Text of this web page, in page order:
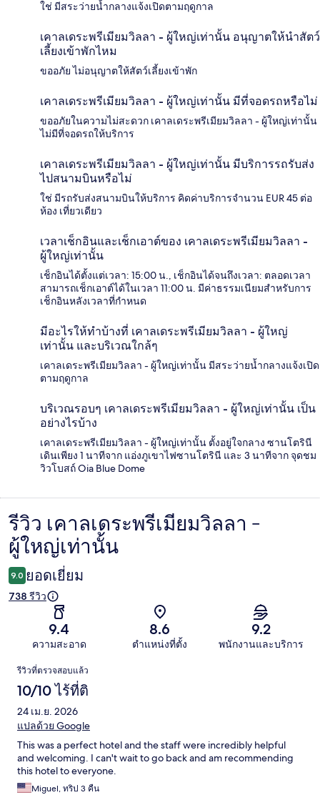
ใช่ มีสระว่ายน้ำกลางแจ้งเปิดตามฤดูกาล
เคาลเดระพรีเมียมวิลลา - ผู้ใหญ่เท่านั้น อนุญาตให้นำสัตว์
เลี้ยงเข้าพักไหม
ขออภัย ไม่อนุญาตให้สัตว์เลี้ยงเข้าพัก
เคาลเดระพรีเมียมวิลลา - ผู้ใหญ่เท่านั้น มีที่จอดรถหรือไม่
ขออภัยในความไม่สะดวก เคาลเดระพรีเมียมวิลลา - ผู้ใหญ่เท่านั้น
ไม่มีที่จอดรถให้บริการ
เคาลเดระพรีเมียมวิลลา - ผู้ใหญ่เท่านั้น มีบริการรถรับส่ง
ไปสนามบินหรือไม่
ใช่ มีรถรับส่งสนามบินให้บริการ คิดค่าบริการจำนวน EUR 45 ต่อ
ห้อง เที่ยวเดียว
เวลาเช็กอินและเช็กเอาต์ของ เคาลเดระพรีเมียมวิลลา -
ผู้ใหญ่เท่านั้น
เช็กอินได้ตั้งแต่เวลา: 15:00 น., เช็กอินได้จนถึงเวลา: ตลอดเวลา
สามารถเช็กเอาต์ได้ในเวลา 11:00 น. มีค่าธรรมเนียมสำหรับการ
เช็กอินหลังเวลาที่กำหนด
มีอะไรให้ทำบ้างที่ เคาลเดระพรีเมียมวิลลา - ผู้ใหญ่
เท่านั้น และบริเวณใกล้ๆ
เคาลเดระพรีเมียมวิลลา - ผู้ใหญ่เท่านั้น มีสระว่ายน้ำกลางแจ้งเปิด
ตามฤดูกาล
บริเวณรอบๆ เคาลเดระพรีเมียมวิลลา - ผู้ใหญ่เท่านั้น เป็น
อย่างไรบ้าง
เคาลเดระพรีเมียมวิลลา - ผู้ใหญ่เท่านั้น ตั้งอยู่ใจกลาง ซานโตรินี
เดินเพียง 1 นาทีจาก แอ่งภูเขาไฟซานโตรินี และ 3 นาทีจาก จุดชม
วิวโบสถ์ Oia Blue Dome
รีวิว
รีวิว เคาลเดระพรีเมียมวิลลา -
ผู้ใหญ่เท่านั้น
9.0 ยอดเยี่ยม
738 รีวิว
9.4
ความสะอาด
8.6
ตำแหน่งที่ตั้ง
9.2
พนักงานและบริการ
รีวิว
รีวิวที่ตรวจสอบแล้ว
10/10 ไร้ที่ติ
24 เม.ย. 2026
แปลด้วย Google
This was a perfect hotel and the staff were incredibly helpful
and welcoming. I can't wait to go back and am recommending
this hotel to everyone.
Miguel, ทริป 3 คืน